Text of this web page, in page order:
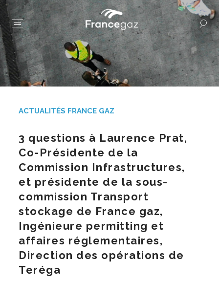
ACTUALITÉS FRANCE GAZ
3 questions à Laurence Prat,
Co-Présidente de la
Commission Infrastructures,
et présidente de la sous-
commission Transport
stockage de France gaz,
Ingénieure permitting et
affaires réglementaires,
Direction des opérations de
Teréga